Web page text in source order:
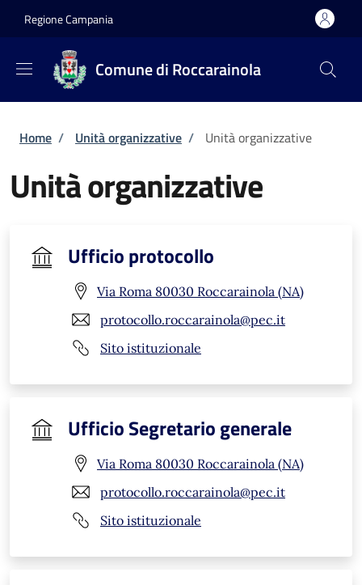
Regione Campania
Comune di Roccarainola
Briciole di pane
Home / Unità organizzative / Unità organizzative
Unità organizzative
Ufficio protocollo
Via Roma 80030 Roccarainola (NA)
protocollo.roccarainola@pec.it
Sito istituzionale
Ufficio Segretario generale
Via Roma 80030 Roccarainola (NA)
protocollo.roccarainola@pec.it
Sito istituzionale